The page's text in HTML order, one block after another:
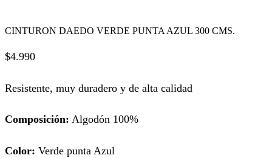
CINTURON DAEDO VERDE PUNTA AZUL 300 CMS.
$4.990
Resistente, muy duradero y de alta calidad
Composición: Algodón 100%
Color: Verde punta Azul